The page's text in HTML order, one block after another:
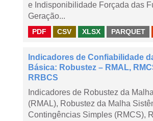
e Indisponibilidade Forçada das
Geração...
PDF CSV XLSX PARQUET
Indicadores de Confiabilidade
Básica: Robustez – RMAL,
RRBCS
Indicadores de Robustez da
(RMAL), Robustez da Malha
Contingências Simples (RMCS),